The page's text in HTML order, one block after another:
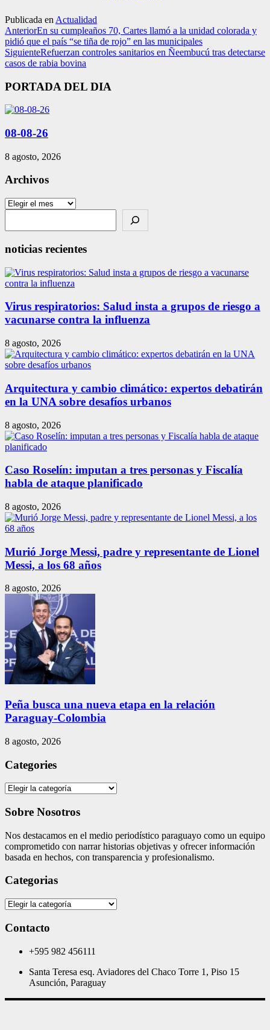
Publicada en Actualidad
AnteriorEn su cumpleaños 70, Cartes llamó a la unidad colorada y
pidió que el país “se tiña de rojo” en las municipales
SiguienteRefuerzan controles sanitarios en Ñeembucú tras detectarse
casos de rabia bovina
PORTADA DEL DIA
08-08-26
8 agosto, 2026
Archivos
Archivos
noticias recientes
Virus respiratorios: Salud insta a grupos de riesgo a
vacunarse contra la influenza
8 agosto, 2026
Arquitectura y cambio climático: expertos debatirán
en la UNA sobre desafíos urbanos
8 agosto, 2026
Caso Roselín: imputan a tres personas y Fiscalía
habla de ataque planificado
8 agosto, 2026
Murió Jorge Messi, padre y representante de Lionel
Messi, a los 68 años
8 agosto, 2026
Peña busca una nueva etapa en la relación
Paraguay-Colombia
8 agosto, 2026
Categories
Categories
Sobre Nosotros
Nos destacamos en el medio periodístico paraguayo como un equipo
comprometido con narrar historias objetivas y ofrecer información
basada en hechos, con transparencia y profesionalismo.
Categorias
Categorias
Contacto
+595 982 456111
Santa Teresa esq. Aviadores del Chaco Torre 1, Piso 15
Asunción, Paraguay